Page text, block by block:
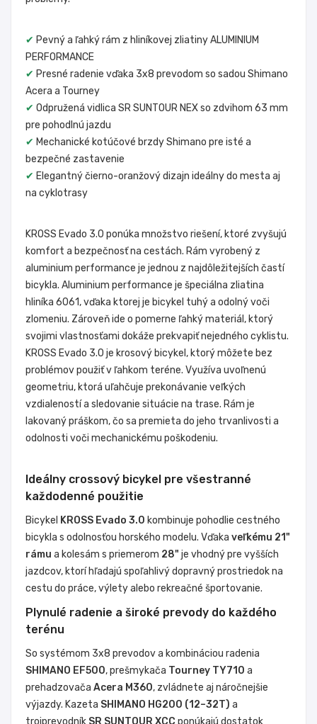
✔ Pevný a ľahký rám z hliníkovej zliatiny ALUMINIUM
PERFORMANCE
✔ Presné radenie vďaka 3x8 prevodom so sadou Shimano
Acera a Tourney
✔ Odpružená vidlica SR SUNTOUR NEX so zdvihom 63 mm
pre pohodlnú jazdu
✔ Mechanické kotúčové brzdy Shimano pre isté a
bezpečné zastavenie
✔ Elegantný čierno-oranžový dizajn ideálny do mesta aj
na cyklotrasy
KROSS Evado 3.0 ponúka množstvo riešení, ktoré zvyšujú
komfort a bezpečnosť na cestách. Rám vyrobený z
aluminium performance je jednou z najdôležitejších častí
bicykla. Aluminium performance je špeciálna zliatina
hliníka 6061, vďaka ktorej je bicykel tuhý a odolný voči
zlomeniu. Zároveň ide o pomerne ľahký materiál, ktorý
svojimi vlastnosťami dokáže prekvapiť nejedného cyklistu.
KROSS Evado 3.0 je krosový bicykel, ktorý môžete bez
problémov použiť v ľahkom teréne. Využíva uvoľnenú
geometriu, ktorá uľahčuje prekonávanie veľkých
vzdialeností a sledovanie situácie na trase. Rám je
lakovaný práškom, čo sa premieta do jeho trvanlivosti a
odolnosti voči mechanickému poškodeniu.
Ideálny crossový bicykel pre všestranné
každodenné použitie
Bicykel KROSS Evado 3.0 kombinuje pohodlie cestného
bicykla s odolnosťou horského modelu. Vďaka veľkému 21"
rámu a kolesám s priemerom 28" je vhodný pre vyšších
jazdcov, ktorí hľadajú spoľahlivý dopravný prostriedok na
cestu do práce, výlety alebo rekreačné športovanie.
Plynulé radenie a široké prevody do každého
terénu
So systémom 3x8 prevodov a kombináciou radenia
SHIMANO EF500, prešmykača Tourney TY710 a
prehadzovača Acera M360, zvládnete aj náročnejšie
výjazdy. Kazeta SHIMANO HG200 (12–32T) a
trojprevodník SR SUNTOUR XCC ponúkajú dostatok